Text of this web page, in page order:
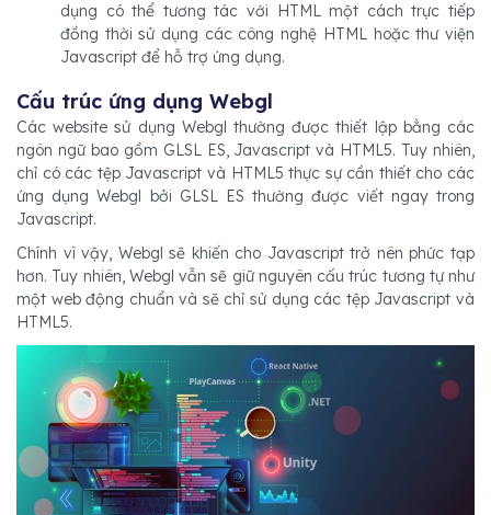
dụng có thể tương tác với HTML một cách trực tiếp
đồng thời sử dụng các công nghệ HTML hoặc thư viện
Javascript để hỗ trợ ứng dụng.
Cấu trúc ứng dụng Webgl
Các website sử dụng Webgl thường được thiết lập bằng các
ngôn ngữ bao gồm GLSL ES, Javascript và HTML5. Tuy nhiên,
chỉ có các tệp Javascript và HTML5 thực sự cần thiết cho các
ứng dụng Webgl bởi GLSL ES thường được viết ngay trong
Javascript.
Chính vì vậy, Webgl sẽ khiến cho Javascript trở nên phức tạp
hơn. Tuy nhiên, Webgl vẫn sẽ giữ nguyên cấu trúc tương tự như
một web động chuẩn và sẽ chỉ sử dụng các tệp Javascript và
HTML5.